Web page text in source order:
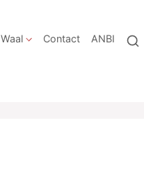
Contact ANBI